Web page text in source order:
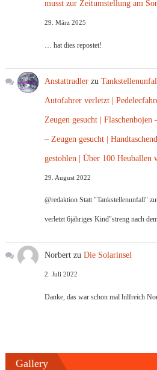
musst zur Zeitumstellung am
29. März 2025
… hat dies repostet!
Anstattradler zu
Autofahrer verletzt |
Zeugen gesucht |
– Zeugen gesucht |
gestohlen | Über 100 Heuballen
29. August 2022
@redaktion Statt "Tankstellenunfall"
verletzt 6jähriges Kind"streng nach
Norbert zuDie Solarinsel
2. Juli 2022
Danke, das war schon mal hilfreich
Gallery